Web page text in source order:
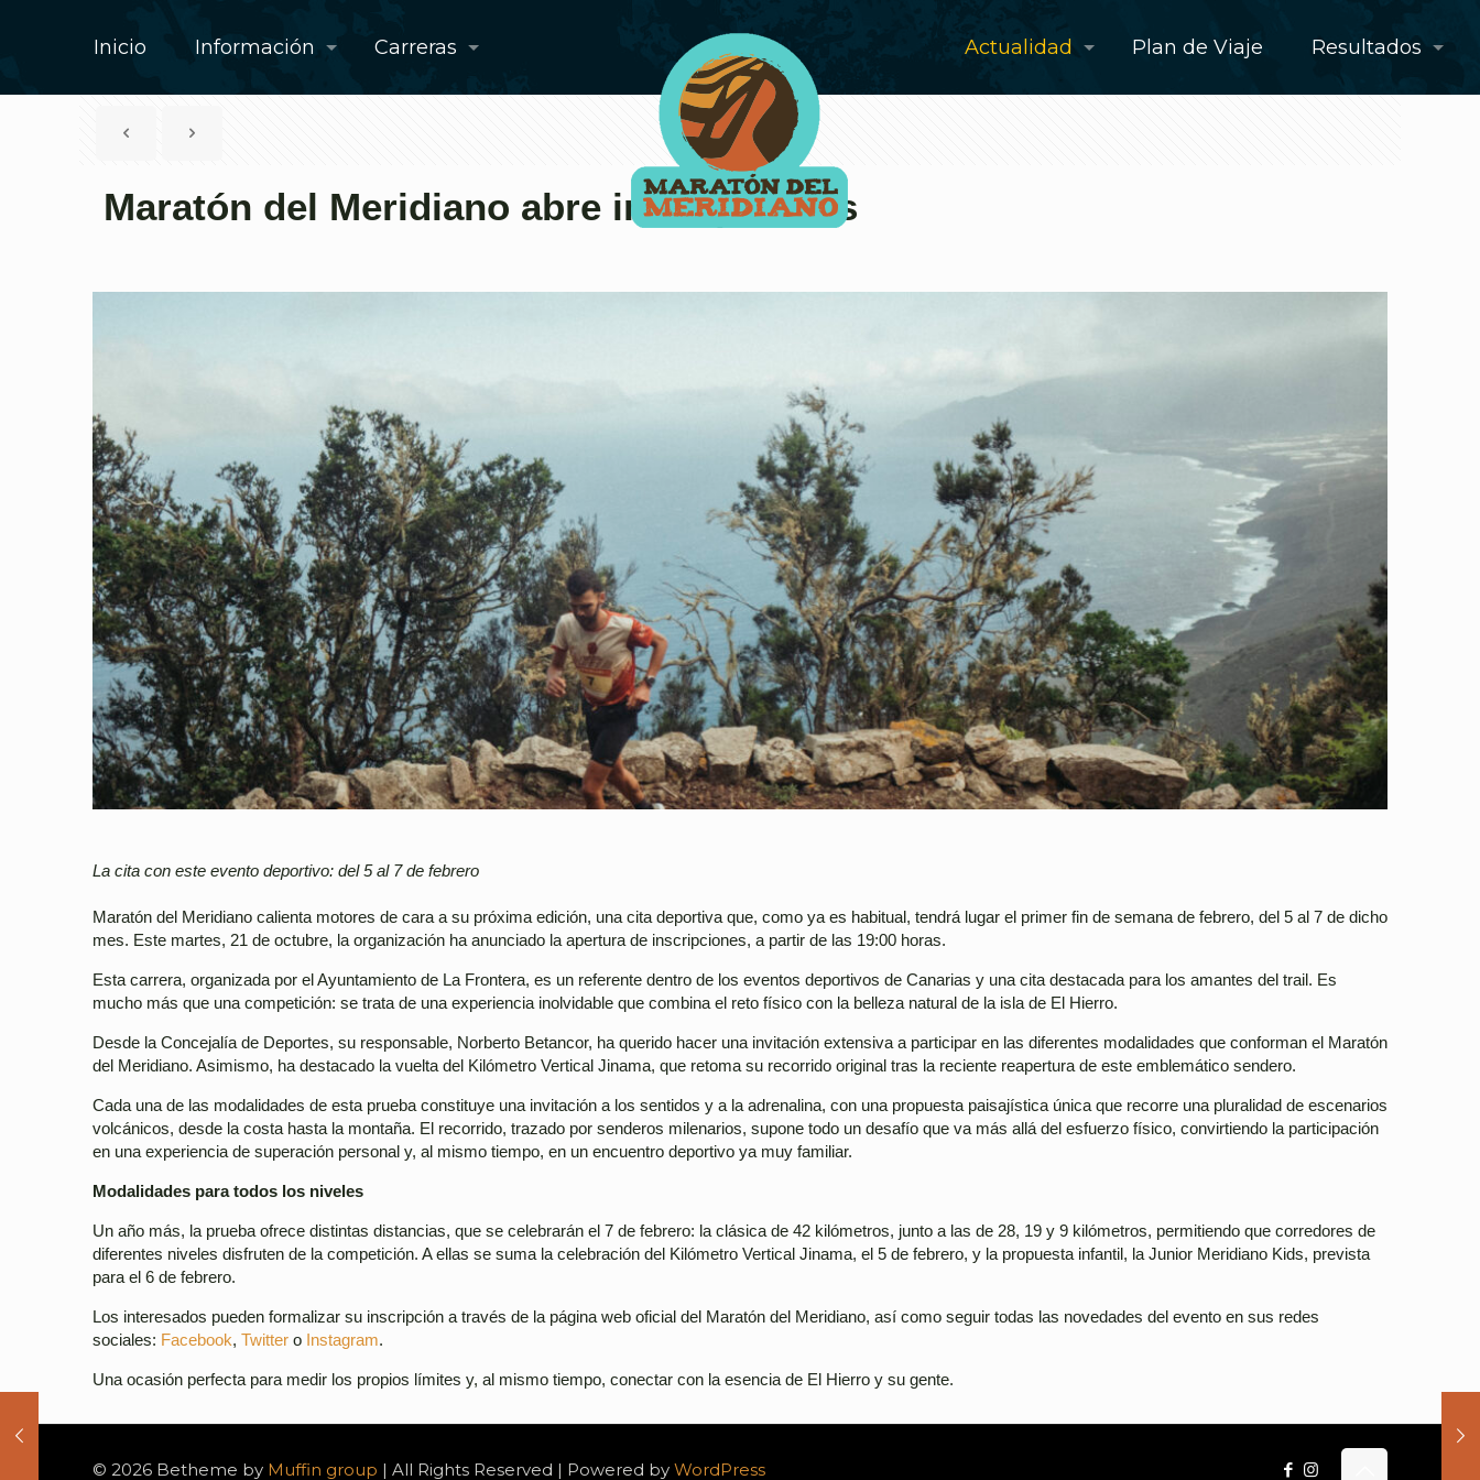
Inicio Información Carreras Actualidad Plan de Viaje Resultados
Maratón del Meridiano abre inscripciones
La cita con este evento deportivo: del 5 al 7 de febrero
Maratón del Meridiano calienta motores de cara a su próxima edición, una cita deportiva que, como ya es habitual, tendrá lugar el primer fin de semana de febrero, del 5 al 7 de dicho
mes. Este martes, 21 de octubre, la organización ha anunciado la apertura de inscripciones, a partir de las 19:00 horas.
Esta carrera, organizada por el Ayuntamiento de La Frontera, es un referente dentro de los eventos deportivos de Canarias y una cita destacada para los amantes del trail. Es
mucho más que una competición: se trata de una experiencia inolvidable que combina el reto físico con la belleza natural de la isla de El Hierro.
Desde la Concejalía de Deportes, su responsable, Norberto Betancor, ha querido hacer una invitación extensiva a participar en las diferentes modalidades que conforman el Maratón
del Meridiano. Asimismo, ha destacado la vuelta del Kilómetro Vertical Jinama, que retoma su recorrido original tras la reciente reapertura de este emblemático sendero.
Cada una de las modalidades de esta prueba constituye una invitación a los sentidos y a la adrenalina, con una propuesta paisajística única que recorre una pluralidad de escenarios
volcánicos, desde la costa hasta la montaña. El recorrido, trazado por senderos milenarios, supone todo un desafío que va más allá del esfuerzo físico, convirtiendo la participación
en una experiencia de superación personal y, al mismo tiempo, en un encuentro deportivo ya muy familiar.
Modalidades para todos los niveles
Un año más, la prueba ofrece distintas distancias, que se celebrarán el 7 de febrero: la clásica de 42 kilómetros, junto a las de 28, 19 y 9 kilómetros, permitiendo que corredores de
diferentes niveles disfruten de la competición. A ellas se suma la celebración del Kilómetro Vertical Jinama, el 5 de febrero, y la propuesta infantil, la Junior Meridiano Kids, prevista
para el 6 de febrero.
Los interesados pueden formalizar su inscripción a través de la página web oficial del Maratón del Meridiano, así como seguir todas las novedades del evento en sus redes
sociales: Facebook, Twitter o Instagram.
Una ocasión perfecta para medir los propios límites y, al mismo tiempo, conectar con la esencia de El Hierro y su gente.
© 2026 Betheme by Muffin group | All Rights Reserved | Powered by WordPress